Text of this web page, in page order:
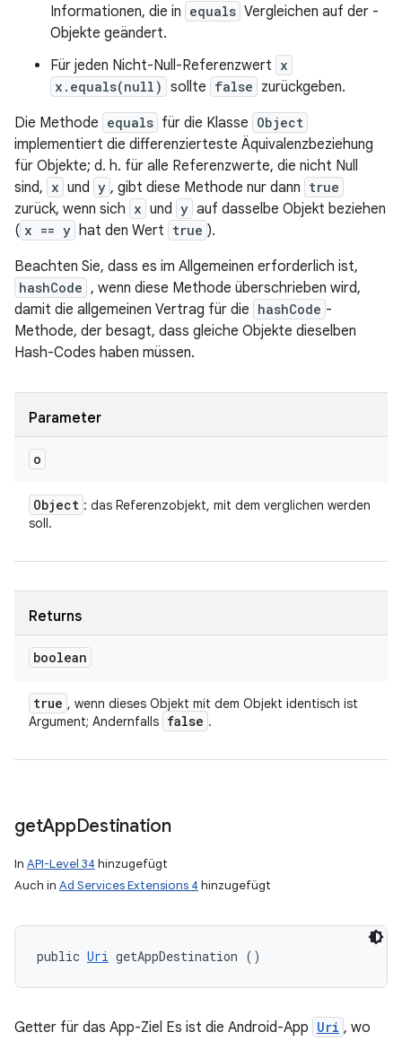
Informationen, die in equals Vergleichen auf der -
Objekte geändert.
Für jeden Nicht-Null-Referenzwert x
x.equals(null) sollte false zurückgeben.
Die Methode equals für die Klasse Object
implementiert die differenzierteste Äquivalenzbeziehung
für Objekte; d. h. für alle Referenzwerte, die nicht Null
sind, x und y , gibt diese Methode nur dann true
zurück, wenn sich x und y auf dasselbe Objekt beziehen
( x == y hat den Wert true ).
Beachten Sie, dass es im Allgemeinen erforderlich ist,
hashCode , wenn diese Methode überschrieben wird,
damit die allgemeinen Vertrag für die hashCode -
Methode, der besagt, dass gleiche Objekte dieselben
Hash-Codes haben müssen.
Parameter
o
Object : das Referenzobjekt, mit dem verglichen werden
soll.
Returns
boolean
true , wenn dieses Objekt mit dem Objekt identisch ist
Argument; Andernfalls false .
getAppDestination
In API-Level 34 hinzugefügt
Auch in Ad Services Extensions 4 hinzugefügt
public Uri getAppDestination ()
Getter für das App-Ziel Es ist die Android-App Uri , wo